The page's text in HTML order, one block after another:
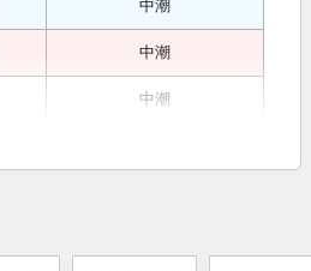
中潮
中潮
中潮